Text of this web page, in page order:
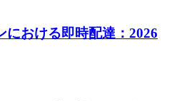
における即時配達：2026